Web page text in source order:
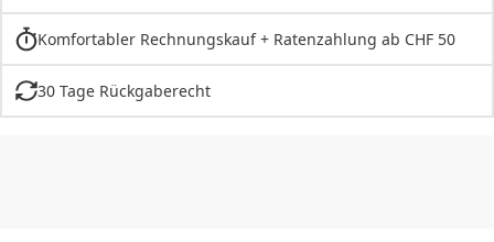
Komfortabler Rechnungskauf + Ratenzahlung ab CHF 50
30 Tage Rückgaberecht